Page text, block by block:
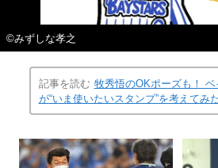
©みずしな孝之
記事を読む 牧秀悟のOKポーズも！
が“いま使いたいスタンプ”を考えてみ